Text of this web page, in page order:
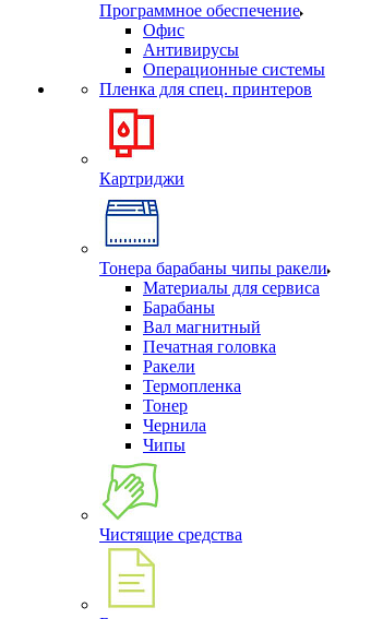
Программное обеспечение
Офис
Антивирусы
Операционные системы
Пленка для спец. принтеров
Картриджи
Тонера барабаны чипы ракели
Материалы для сервиса
Барабаны
Вал магнитный
Печатная головка
Ракели
Термопленка
Тонер
Чернила
Чипы
Чистящие средства